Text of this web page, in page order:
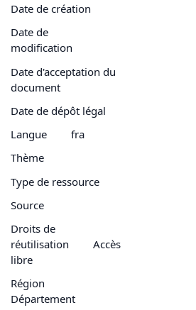
Date de création
Date de
modification
Date d'acceptation du
document
Date de dépôt légal
Langue
fra
Thème
Type de ressource
Source
Droits de
réutilisation
Accès
libre
Région
Département